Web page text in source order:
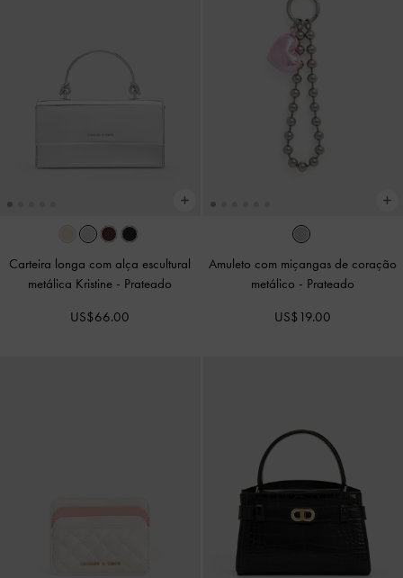
Carteira longa com alça escultural
metálica Kristine - Prateado
US$66.00
Amuleto com miçangas de coração
metálico - Prateado
US$19.00